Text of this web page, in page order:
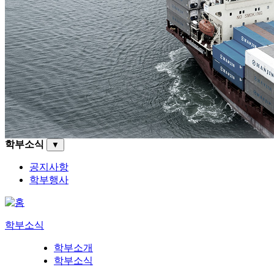
학부소식 ▼
공지사항
학부행사
학부소식
학부소개
학부소식